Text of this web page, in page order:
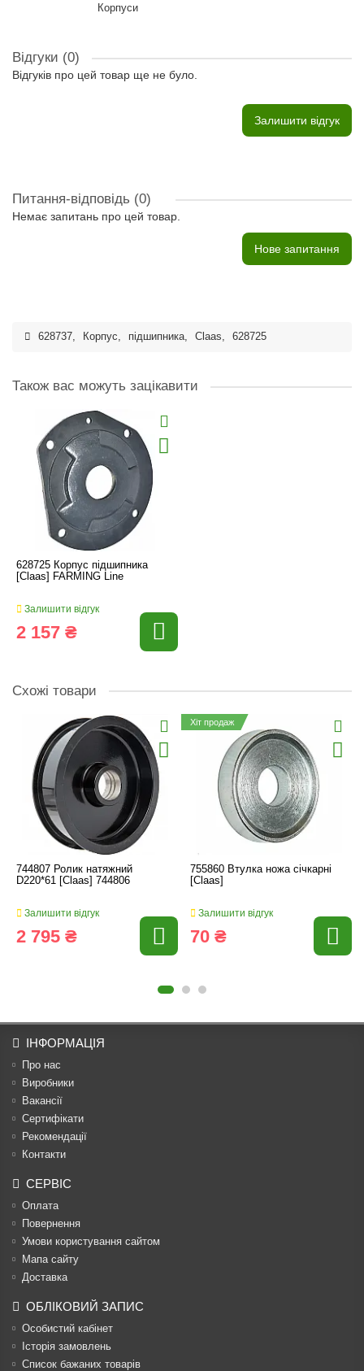
Корпуси
Відгуки (0)
Відгуків про цей товар ще не було.
Залишити відгук
Питання-відповідь (0)
Немає запитань про цей товар.
Нове запитання
628737, Корпус, підшипника, Claas, 628725
Також вас можуть зацікавити
628725 Корпус підшипника
[Claas] FARMING Line
Залишити відгук
2 157 ₴
Схожі товари
744807 Ролик натяжний
D220*61 [Claas] 744806
Залишити відгук
2 795 ₴
Хіт продаж
755860 Втулка ножа січкарні
[Claas]
Залишити відгук
70 ₴
ІНФОРМАЦІЯ
Про нас
Виробники
Вакансії
Сертифікати
Рекомендації
Контакти
СЕРВІС
Оплата
Повернення
Умови користування сайтом
Мапа сайту
Доставка
ОБЛІКОВИЙ ЗАПИС
Особистий кабінет
Історія замовлень
Список бажаних товарів